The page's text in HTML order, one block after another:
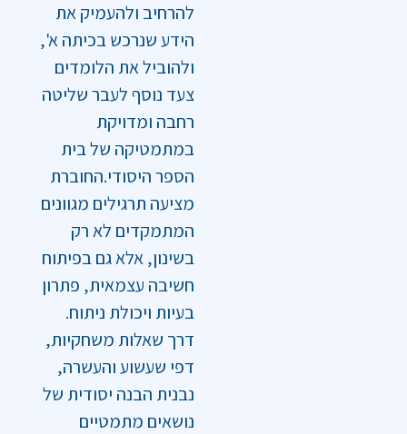
להרחיב ולהעמיק את
הידע שנרכש בכיתה א',
ולהוביל את הלומדים
צעד נוסף לעבר שליטה
רחבה ומדויקת
במתמטיקה של בית
הספר היסודי.החוברת
מציעה תרגילים מגוונים
המתמקדים לא רק
בשינון, אלא גם בפיתוח
חשיבה עצמאית, פתרון
בעיות ויכולת ניתוח.
דרך שאלות משחקיות,
דפי שעשוע והעשרה,
נבנית הבנה יסודית של
נושאים מתמטיים